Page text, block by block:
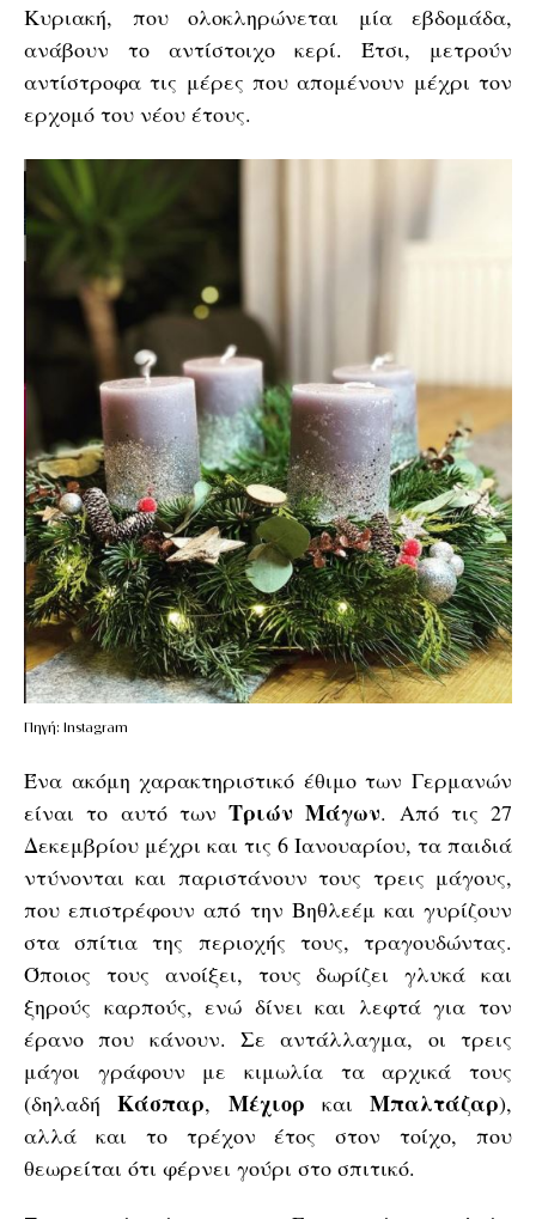
Κυριακή, που ολοκληρώνεται μία εβδομάδα,
ανάβουν το αντίστοιχο κερί. Έτσι, μετρούν
αντίστροφα τις μέρες που απομένουν μέχρι τον
ερχομό του νέου έτους.
Πηγή: Instagram
Ένα ακόμη χαρακτηριστικό έθιμο των Γερμανών
είναι το αυτό των Τριών Μάγων. Από τις 27
Δεκεμβρίου μέχρι και τις 6 Ιανουαρίου, τα παιδιά
ντύνονται και παριστάνουν τους τρεις μάγους,
που επιστρέφουν από την Βηθλεέμ και γυρίζουν
στα σπίτια της περιοχής τους, τραγουδώντας.
Όποιος τους ανοίξει, τους δωρίζει γλυκά και
ξηρούς καρπούς, ενώ δίνει και λεφτά για τον
έρανο που κάνουν. Σε αντάλλαγμα, οι τρεις
μάγοι γράφουν με κιμωλία τα αρχικά τους
(δηλαδήΚάσπαρ, Μέχιορ και Μπαλτάζαρ),
αλλά και το τρέχον έτος στον τοίχο, που
θεωρείται ότι φέρνει γούρι στο σπιτικό.